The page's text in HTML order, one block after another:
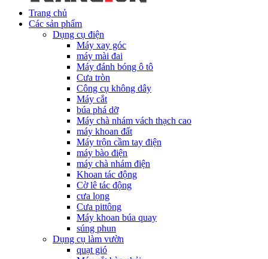
Trang chủ
Các sản phẩm
Dụng cụ điện
Máy xay góc
máy mài đai
Máy đánh bóng ô tô
Cưa tròn
Công cụ không dây
Máy cắt
búa phá dỡ
Máy chà nhám vách thạch cao
máy khoan đất
Máy trộn cầm tay điện
máy bào điện
máy chà nhám điện
Khoan tác động
Cờ lê tác động
cưa lọng
Cưa pittông
Máy khoan búa quay
súng phun
Dụng cụ làm vườn
quạt gió